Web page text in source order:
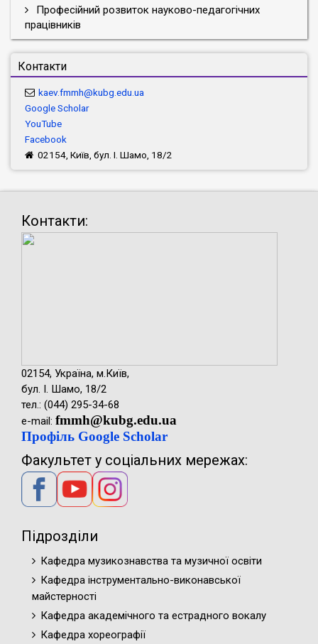
Професійний розвиток науково-педагогічних
працівників
Контакти
kaev.fmmh@kubg.edu.ua
Google Scholar
YouTube
Facebook
02154, Київ, бул. І. Шамо, 18/2
Контакти:
02154, Україна, м.Київ,
бул. І. Шамо, 18/2
тел.: (044) 295-34-68
e-mail: fmmh@kubg.edu.ua
Профіль Google Scholar
Факультет у соціальних мережах:
Підрозділи
Кафедра музикознавства та музичної освіти
Кафедра інструментально-виконавської
майстерності
Кафедра академічного та естрадного вокалу
Кафедра хореографії